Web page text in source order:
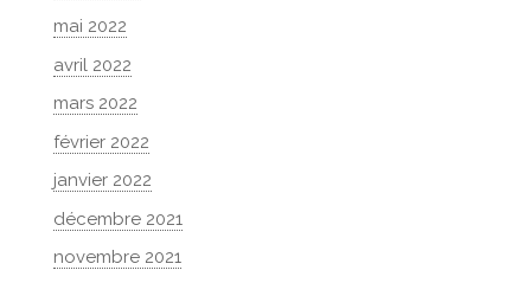
mai 2022
avril 2022
mars 2022
février 2022
janvier 2022
décembre 2021
novembre 2021